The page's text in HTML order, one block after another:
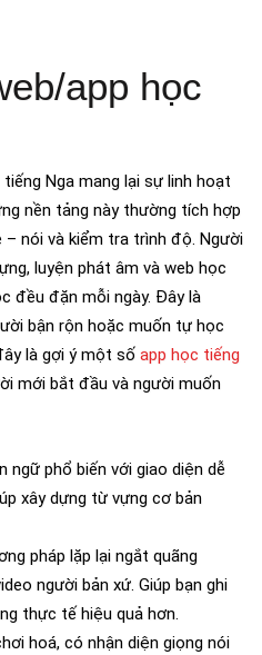
app học
Nga mang lại sự linh hoạt
nền tảng này thường tích hợp
– nói và kiểm tra trình độ. Người
luyện phát âm và web học
đều đặn mỗi ngày. Đây là
bận rộn hoặc muốn tự học
là gợi ý một số app học tiếng
mới bắt đầu và người muốn
ngữ phổ biến với giao diện dễ
xây dựng từ vựng cơ bản
pháp lặp lại ngắt quãng
người bản xứ. Giúp bạn ghi
thực tế hiệu quả hơn.
hoá, có nhận diện giọng nói